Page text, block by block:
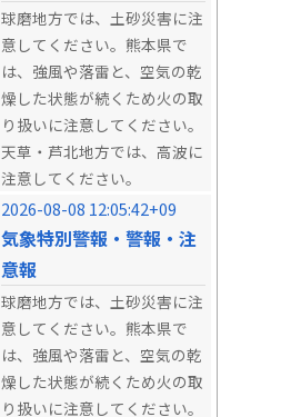
球磨地方では、土砂災害に注
意してください。熊本県で
は、強風や落雷と、空気の乾
燥した状態が続くため火の取
り扱いに注意してください。
天草・芦北地方では、高波に
注意してください。
2026-08-08 12:05:42+09
気象特別警報・警報・注
意報
球磨地方では、土砂災害に注
意してください。熊本県で
は、強風や落雷と、空気の乾
燥した状態が続くため火の取
り扱いに注意してください。